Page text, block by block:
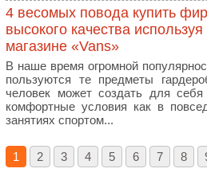
4 весомых повода купить
высокого качества
магазине «Vans»
В наше время огромной
пользуются те предметы
человек может создать для
комфортные условия как в
занятиях спортом...
1 2 3 4 5 6 7 8